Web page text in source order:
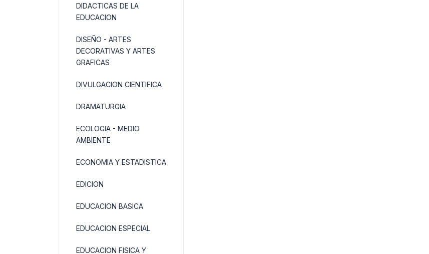
DIDACTICAS DE LA
EDUCACION
DISEÑO - ARTES
DECORATIVAS Y ARTES
GRAFICAS
DIVULGACION CIENTIFICA
DRAMATURGIA
ECOLOGIA - MEDIO
AMBIENTE
ECONOMIA Y ESTADISTICA
EDICION
EDUCACION BASICA
EDUCACION ESPECIAL
EDUCACION FISICA Y